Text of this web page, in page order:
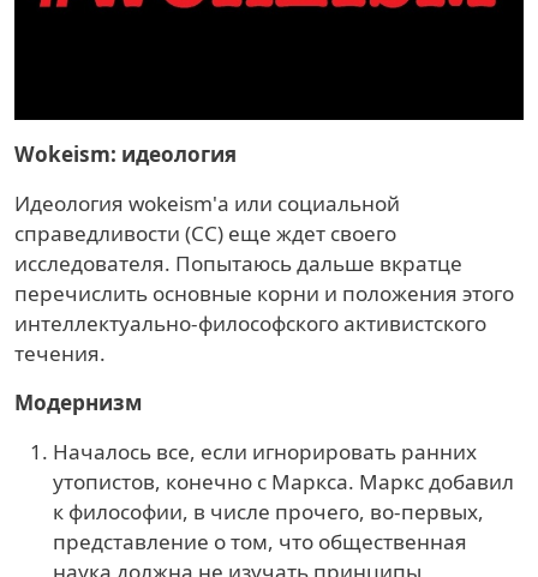
Wokeism: идеология
Идеология wokeism'а или социальной
справедливости (СС) еще ждет своего
исследователя. Попытаюсь дальше вкратце
перечислить основные корни и положения этого
интеллектуально-философского активистского
течения.
Модернизм
Началось все, если игнорировать ранних
утопистов, конечно с Маркса. Маркс добавил
к философии, в числе прочего, во-первых,
представление о том, что общественная